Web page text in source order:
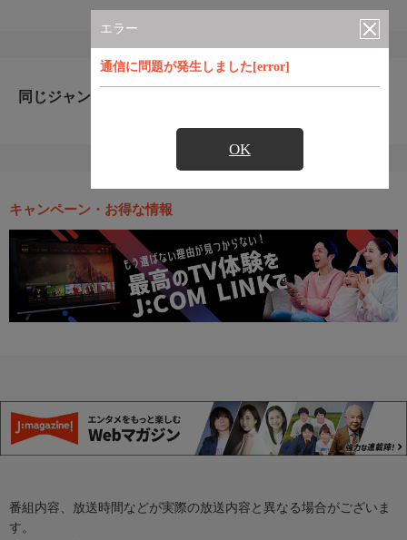
エラー
通信に問題が発生しました[error]
OK
同じジャンルのおすすめ番組
キャンペーン・お得な情報
番組内容、放送時間などが実際の放送内容と異なる場合がございま
す。